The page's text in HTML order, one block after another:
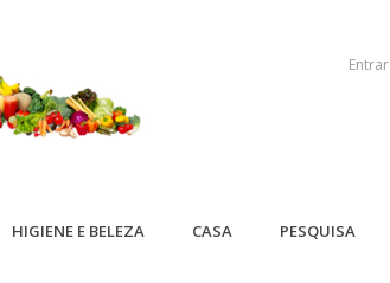
Entrar
HIGIENE E BELEZA CASA PESQUISA